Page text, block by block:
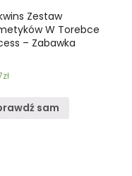
Zestaw
W Torebce
– Zabawka
zł
sam